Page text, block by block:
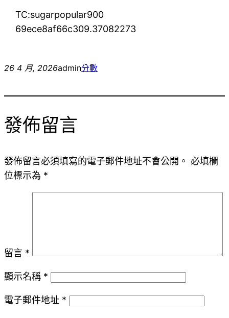
TC:sugarpopular900
69ece8af66c309.37082273
26 4 月, 2026admin分數
發佈留言
發佈留言必須填寫的電子郵件地址不會公開。 必填欄
位標示為 *
留言 *
顯示名稱 *
電子郵件地址 *